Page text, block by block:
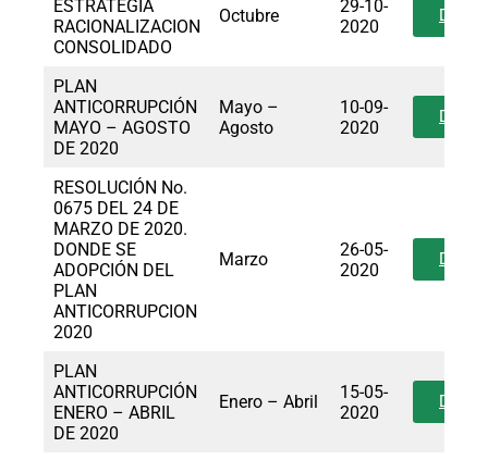
ESTRATEGIA
RACIONALIZACION
CONSOLIDADO
Octubre
29-10-
2020
PLAN
ANTICORRUPCIÓN
MAYO – AGOSTO
DE 2020
Mayo –
Agosto
10-09-
2020
RESOLUCIÓN No.
0675 DEL 24 DE
MARZO DE 2020.
DONDE SE
ADOPCIÓN DEL
PLAN
ANTICORRUPCION
2020
Marzo
26-05-
2020
PLAN
ANTICORRUPCIÓN
ENERO – ABRIL
DE 2020
Enero – Abril
15-05-
2020